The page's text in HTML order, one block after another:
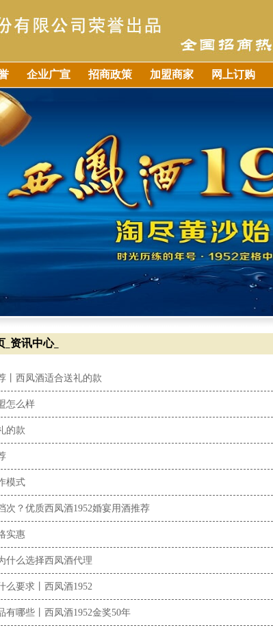
企业广宣 招商政策 加盟商家 网上订购
资讯中心_
丨西凤酒适合送礼的款
怎么样
的款
模式
次？优质西凤酒1952婚宴用酒推荐
实惠
什么选择西凤酒代理
么要求丨西凤酒1952
有哪些丨西凤酒1952金奖50年